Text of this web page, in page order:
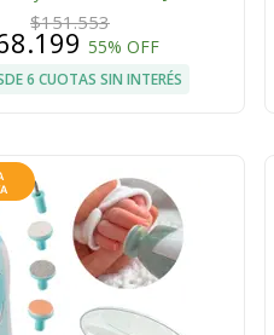
$151.553
55% OFF
6 CUOTAS SIN INTERÉS